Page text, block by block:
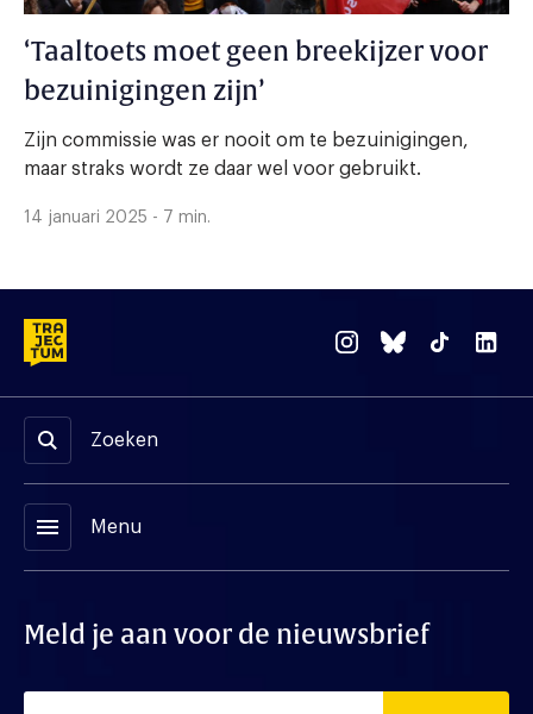
‘Taaltoets moet geen breekijzer voor
bezuinigingen zijn’
Zijn commissie was er nooit om te bezuinigingen,
maar straks wordt ze daar wel voor gebruikt.
14 januari 2025 - 7 min.
Zoeken
menu Menu
Meld je aan voor de nieuwsbrief